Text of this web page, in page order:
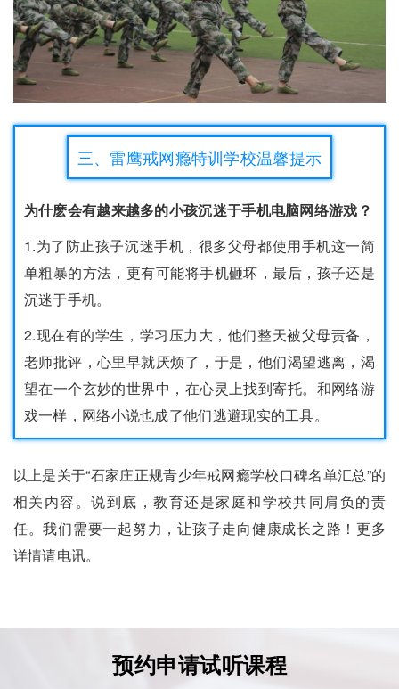
三、雷鹰戒网瘾特训学校温馨提示
为什麽会有越来越多的小孩沉迷于手机电脑网络游戏？
1.为了防止孩子沉迷手机，很多父母都使用手机这一简
单粗暴的方法，更有可能将手机砸坏，最后，孩子还是
沉迷于手机。
2.现在有的学生，学习压力大，他们整天被父母责备，
老师批评，心里早就厌烦了，于是，他们渴望逃离，渴
望在一个玄妙的世界中，在心灵上找到寄托。和网络游
戏一样，网络小说也成了他们逃避现实的工具。
以上是关于“石家庄正规青少年戒网瘾学校口碑名单汇总”的
相关内容。说到底，教育还是家庭和学校共同肩负的责
任。我们需要一起努力，让孩子走向健康成长之路！更多
详情请电讯。
预约申请试听课程